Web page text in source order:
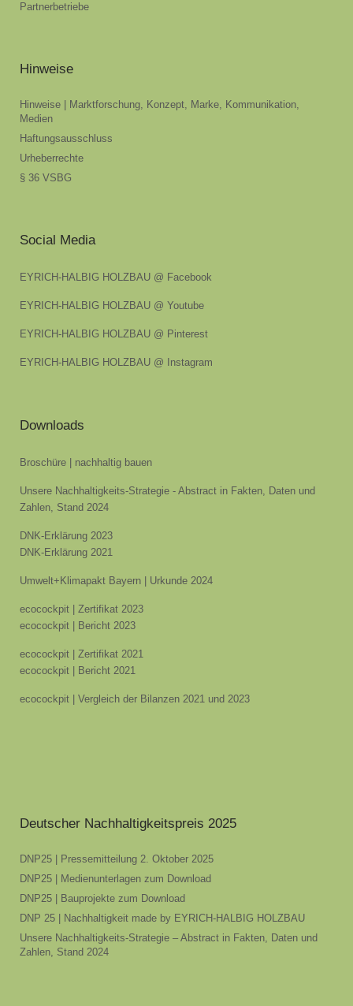
Partnerbetriebe
Hinweise
Hinweise | Marktforschung, Konzept, Marke, Kommunikation,
Medien
Haftungsausschluss
Urheberrechte
§ 36 VSBG
Social Media
EYRICH-HALBIG HOLZBAU @ Facebook
EYRICH-HALBIG HOLZBAU @ Youtube
EYRICH-HALBIG HOLZBAU @ Pinterest
EYRICH-HALBIG HOLZBAU @ Instagram
Downloads
Broschüre | nachhaltig bauen
Unsere Nachhaltigkeits-Strategie - Abstract in Fakten, Daten und
Zahlen, Stand 2024
DNK-Erklärung 2023
DNK-Erklärung 2021
Umwelt+Klimapakt Bayern | Urkunde 2024
ecocockpit | Zertifikat 2023
ecocockpit | Bericht 2023
ecocockpit | Zertifikat 2021
ecocockpit | Bericht 2021
ecocockpit | Vergleich der Bilanzen 2021 und 2023
Deutscher Nachhaltigkeitspreis 2025
DNP25 | Pressemitteilung 2. Oktober 2025
DNP25 | Medienunterlagen zum Download
DNP25 | Bauprojekte zum Download
DNP 25 | Nachhaltigkeit made by EYRICH-HALBIG HOLZBAU
Unsere Nachhaltigkeits-Strategie – Abstract in Fakten, Daten und
Zahlen, Stand 2024